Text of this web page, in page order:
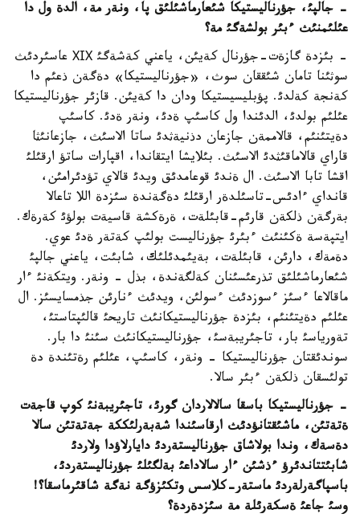
- جالپئ، جؤرناليستيكا شئعارماشئلئق پا، ونةر مة، الدة ول دا
عئلئمنئث ءبئر بولشةگئ مة؟
- بئزدة گازةت-جؤرنال كةيئن، ياعني كةشةگئ ХІХ عاسئردئث
سوثئنا تامان شئققان سوث، «جؤرناليستيكا» دةگةن ذعئم دا
كةنجة كةلدئ. پؤبليسيستيكا ودان دا كةيئن. قازئر جؤرناليستيكا
عئلئم بولدئ، الدئندا ول كاسئپ ةدئ، ونةر ةدئ. كاسئپ
دةيتئنئم، قالاممةن جازعان دذنيةثدئ ساتا الاسئث، جازعانئثا
قاراي قالاماقئثدئ الاسئث. بئلايشا ايتقاندا، اقپارات ساتؤ ارقئلئ
اقشا تابا الاسئث. ال ةندئ قوعامدئق ويدئ قالاي تؤدئرامئن،
قانداي ءادئس-تاسئلدةر ارقئلئ دةگةندة سئزدة اللا تاعالا
بةرگةن ذلكةن قارئم-قابئلةت، ةرةكشة قاسيةت بولؤئ كةرةك.
ايتپةسة ةكئنئث ءبئرئ جؤرناليست بولئپ كةتةر ةدئ عوي.
دةمةك، دارئن، قابئلةت، بةيئمدئلئك، شابئت، ياعني جالپئ
شئعارماشئلئق تذرعئسئنان كةلگةندة، بذل - ونةر. ويتكةنئ ءار
ماقالاعا ءسئز ءسوزدئث ءسولئن، ويدئث ءنارئن جذمسايسئز. ال
عئلئم دةيتئنئم، بئزدة جؤرناليستيكانئث تاريحئ قالئپتاستئ،
تةورياسئ بار، تاجئريبةسئ، جؤرناليستيكانئث سئنئ دا بار.
سوندئقتان جؤرناليستيكا - ونةر، كاسئپ، عئلئم رةتئندة دة
تولئسقان ذلكةن ءبئر سالا.
- جؤرناليستيكا باسقا سالالاردان گورئ، تاجئريبةنئ كوپ قاجةت
ةتةتئن، ماشئقتانؤدئث ارقاسئندا شةبةرلئككة جةتةتئن سالا
دةسةك، وندا بولاشاق جؤرناليستةردئ دايارلاؤدا ولاردئ
شابئتتاندئرؤ ءذشئن ءار سالاداعئ بةلگئلئ جؤرناليستةردئ،
باسپاگةرلةردئ ماستةر-كلاسس وتكئزؤگة نةگة شاقئرماسقا؟!
وسئ جاعئ ةسكةرئلة مة سئزدةردة؟